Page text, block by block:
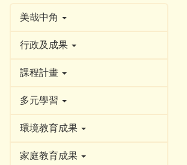
美哉中角
行政及成果
課程計畫
多元學習
環境教育成果
家庭教育成果